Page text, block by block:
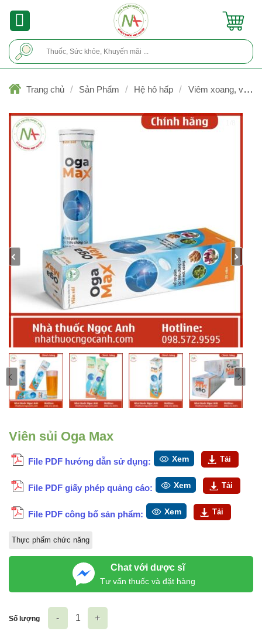
Trang chủ / Sản Phẩm / Hệ hô hấp /
Viêm xoang, viêm
Viên sủi Oga Max
File PDF hướng dẫn sử dụng: Xem Tải
File PDF giấy phép quảng cáo: Xem Tải
File PDF công bố sản phẩm: Xem Tải
Thực phẩm chức năng
Chat với dược sĩ
Tư vấn thuốc và đặt hàng
Số lượng